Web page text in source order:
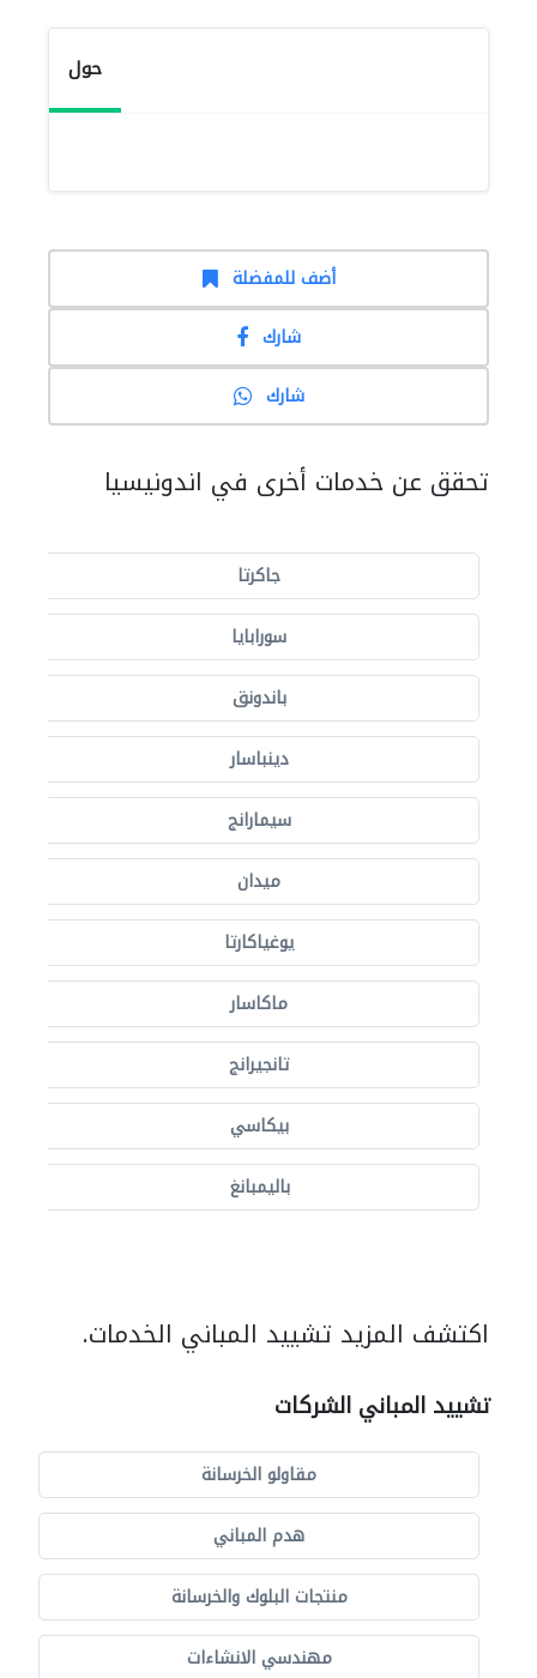
حول
أضف للمفضلة
شارك
شارك
تحقق عن خدمات أخرى في اندونيسيا
جاكرتا
سورابايا
باندونق
دينباسار
سيمارانج
ميدان
يوغياكارتا
ماكاسار
تانجيرانج
بيكاسي
باليمبانغ
اكتشف المزيد تشييد المباني الخدمات.
تشييد المباني الشركات
مقاولو الخرسانة
هدم المباني
منتجات البلوك والخرسانة
مهندسي الانشاءات